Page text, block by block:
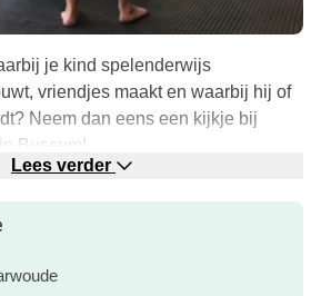
je kind spelenderwijs
vriendjes maakt en waarbij hij of
Neem dan eens een kijkje bij
Bussum!
van 8-12 jaar is er een
ontwikkeld in samenwerking met
Visscher en fysiotherapiepraktijk
Lees verder